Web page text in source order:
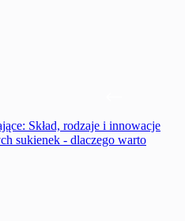
Skład, rodzaje i innowacje
sukienek - dlaczego warto